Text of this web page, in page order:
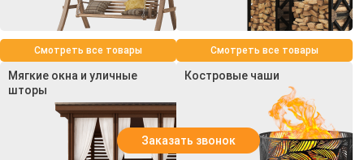
Смотреть все товары Смотреть все товары
Мягкие окна и уличные
шторы
Костровые чаши
Заказать звонок